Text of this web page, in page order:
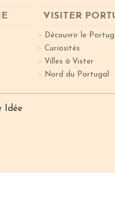
VISITER
Découvrir le
Curiosités
Villes à Vister
Nord du Portugal
Idée